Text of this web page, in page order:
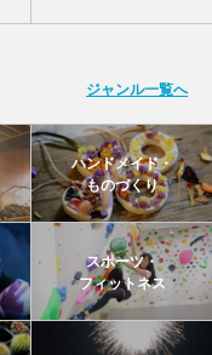
ジャンル一覧へ
ハンドメイド・
ものづくり
スポーツ・
フィットネス